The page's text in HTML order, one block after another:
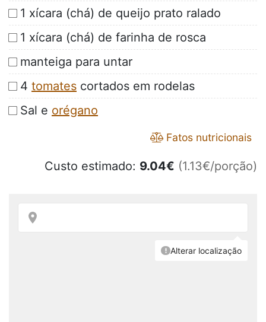
1 xícara (chá) de queijo prato ralado
1 xícara (chá) de farinha de rosca
manteiga para untar
4 tomates cortados em rodelas
Sal e orégano
Fatos nutricionais
Custo estimado: 9.04€ (1.13€/porção)